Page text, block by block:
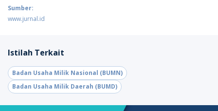
Sumber:
www.jurnal.id
Istilah Terkait
Badan Usaha Milik Nasional (BUMN)
Badan Usaha Milik Daerah (BUMD)